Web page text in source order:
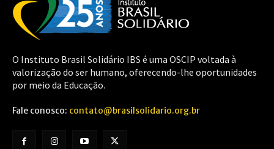
O Instituto Brasil Solidário IBS é uma OSCIP voltada à
valorização do ser humano, oferecendo-lhe oportunidades
por meio da Educação.
Fale conosco: contato@brasilsolidario.org.br